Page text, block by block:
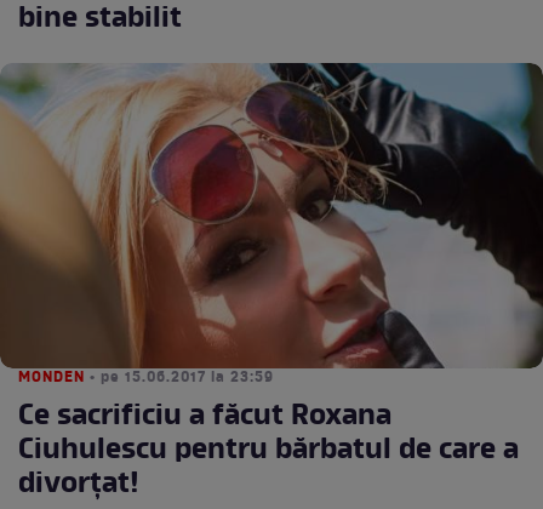
bine stabilit
MONDEN • pe 15.06.2017 la 23:59
Ce sacrificiu a făcut Roxana
Ciuhulescu pentru bărbatul de care a
divorţat!